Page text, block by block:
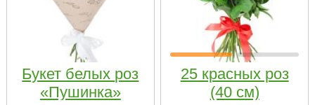
Букет белых роз
«Пушинка»
25 красных роз
(40 см)